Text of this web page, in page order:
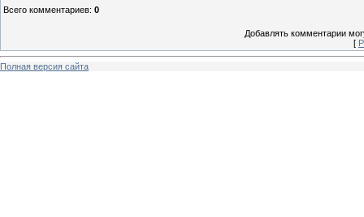
Всего комментариев: 0
Добавлять комментарии
[
Полная версия сайта